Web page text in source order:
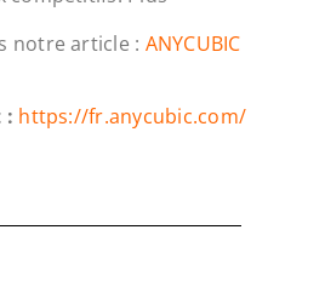
notre article : ANYCUBIC
: https://fr.anycubic.com/